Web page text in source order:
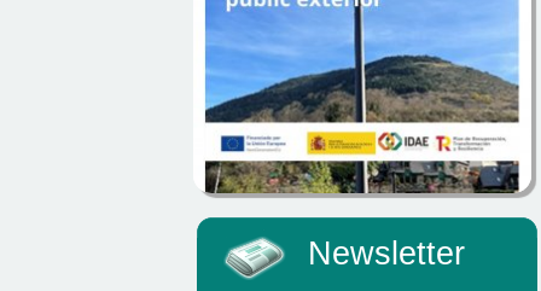
Newsletter